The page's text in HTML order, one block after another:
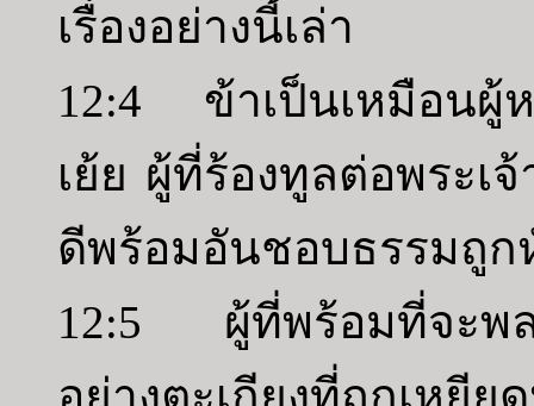
เรื่องอย่างนี้เล่า
12:4 ข้าเป็นเหมือนผู้
เย้ย ผู้ที่ร้องทูลต่อพระเ
ดีพร้อมอันชอบธรรมถูกหั
12:5 ผู้ที่พร้อมที่จะพล